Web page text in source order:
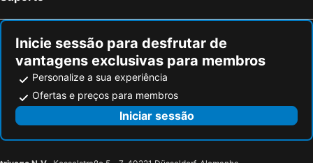
Inicie sessão para desfrutar de
vantagens exclusivas para membros
Personalize a sua experiência
Ofertas e preços para membros
Iniciar sessão